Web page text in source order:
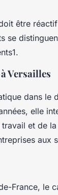
être
se
Versailles
dans
elle
et de
aux
France, le